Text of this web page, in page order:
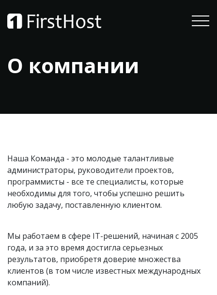
О компании
Наша Команда - это молодые талантливые
администраторы, руководители проектов,
программисты - все те специалисты, которые
необходимы для того, чтобы успешно решить
любую задачу, поставленную клиентом.
Мы работаем в сфере IT-решений, начиная с 2005
года, и за это время достигла серьезных
результатов, приобретя доверие множества
клиентов (в том числе известных международных
компаний).